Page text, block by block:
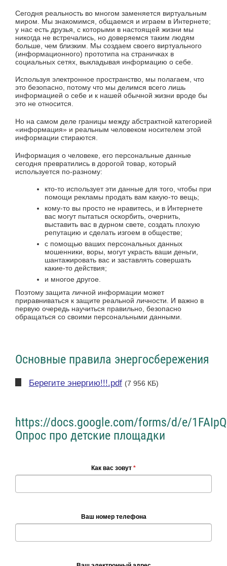
Сегодня реальность во многом заменяется виртуальным
миром. Мы знакомимся, общаемся и играем в Интернете;
у нас есть друзья, с которыми в настоящей жизни мы
никогда не встречались, но доверяемся таким людям
больше, чем близким. Мы создаем своего виртуального
(информационного) прототипа на страничках в
социальных сетях, выкладывая информацию о себе.
Используя электронное пространство, мы полагаем, что
это безопасно, потому что мы делимся всего лишь
информацией о себе и к нашей обычной жизни вроде бы
это не относится.
Но на самом деле границы между абстрактной категорией
«информация» и реальным человеком носителем этой
информации стираются.
Информация о человеке, его персональные данные
сегодня превратились в дорогой товар, который
используется по-разному:
кто-то использует эти данные для того, чтобы при
помощи рекламы продать вам какую-то вещь;
кому-то вы просто не нравитесь, и в Интернете
вас могут пытаться оскорбить, очернить,
выставить вас в дурном свете, создать плохую
репутацию и сделать изгоем в обществе;
с помощью ваших персональных данных
мошенники, воры, могут украсть ваши деньги,
шантажировать вас и заставлять совершать
какие-то действия;
и многое другое.
Поэтому защита личной информации может
приравниваться к защите реальной личности. И важно в
первую очередь научиться правильно, безопасно
обращаться со своими персональными данными.
Основные правила энергосбережения
Берегите энергию!!!.pdf (7 956 КБ)
https://docs.google.com/forms/d/e/
Опрос про детские площадки
Как вас зовут *
Ваш номер телефона